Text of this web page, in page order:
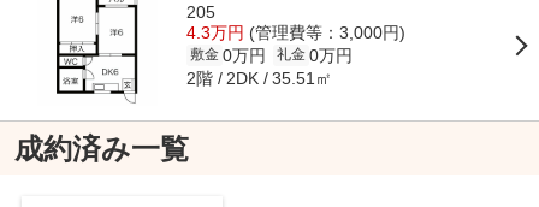
205
4.3万円 (管理費等：3,000円)
敷金 0万円 礼金 0万円
2階 2DK 35.51㎡
成約済み一覧